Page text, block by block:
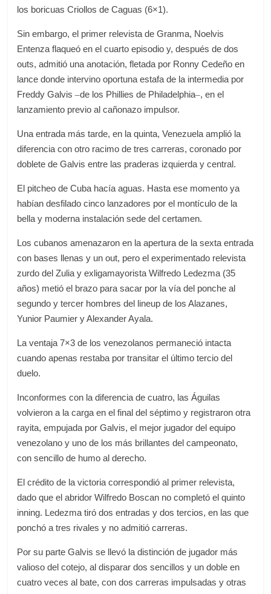
los boricuas Criollos de Caguas (6×1).
Sin embargo, el primer relevista de Granma, Noelvis
Entenza flaqueó en el cuarto episodio y, después de dos
outs, admitió una anotación, fletada por Ronny Cedeño en
lance donde intervino oportuna estafa de la intermedia por
Freddy Galvis–de los Phillies de Philadelphia–, en el
lanzamiento previo al cañonazo impulsor.
Una entrada más tarde, en la quinta, Venezuela amplió la
diferencia con otro racimo de tres carreras, coronado por
doblete de Galvis entre las praderas izquierda y central.
El pitcheo de Cuba hacía aguas. Hasta ese momento ya
habían desfilado cinco lanzadores por el montículo de la
bella y moderna instalación sede del certamen.
Los cubanos amenazaron en la apertura de la sexta entrada
con bases llenas y un out, pero el experimentado relevista
zurdo del Zulia y exligamayorista Wilfredo Ledezma (35
años) metió el brazo para sacar por la vía del ponche al
segundo y tercer hombres del lineup de los Alazanes,
Yunior Paumier y Alexander Ayala.
La ventaja 7×3 de los venezolanos permaneció intacta
cuando apenas restaba por transitar el último tercio del
duelo.
Inconformes con la diferencia de cuatro, las Águilas
volvieron a la carga en el final del séptimo y registraron otra
rayita, empujada por Galvis, el mejor jugador del equipo
venezolano y uno de los más brillantes del campeonato,
con sencillo de humo al derecho.
El crédito de la victoria correspondió al primer relevista,
dado que el abridor Wilfredo Boscan no completó el quinto
inning. Ledezma tiró dos entradas y dos tercios, en las que
ponchó a tres rivales y no admitió carreras.
Por su parte Galvis se llevó la distinción de jugador más
valioso del cotejo, al disparar dos sencillos y un doble en
cuatro veces al bate, con dos carreras impulsadas y otras